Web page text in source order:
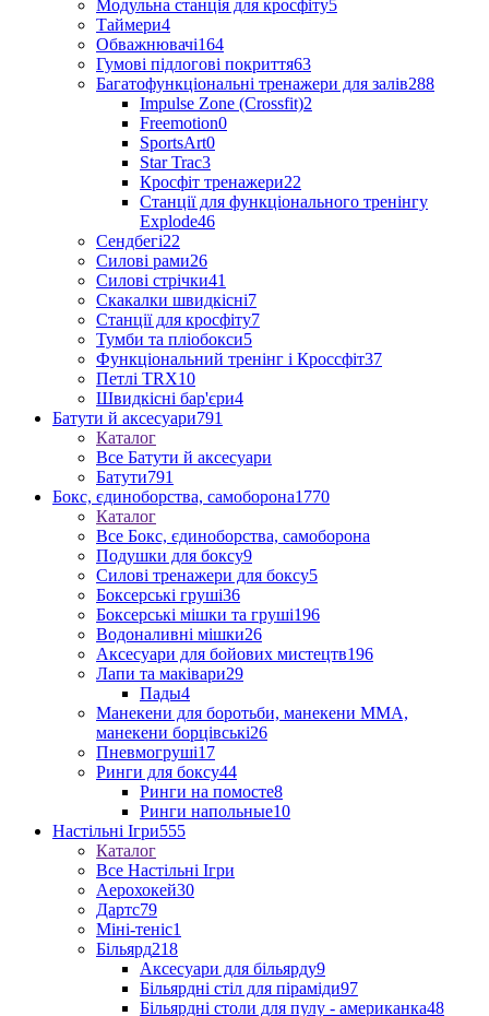
Модульна станція для кросфіту5
Таймери4
Обважнювачі164
Гумові підлогові покриття63
Багатофункціональні тренажери для залів288
Impulse Zone (Crossfit)2
Freemotion0
SportsArt0
Star Trac3
Кросфіт тренажери22
Станції для функціонального тренінгу
Explode46
Сендбегі22
Силові рами26
Силові стрічки41
Скакалки швидкісні7
Станції для кросфіту7
Тумби та пліобокси5
Функціональний тренінг і Кроссфіт37
Петлі TRX10
Швидкісні бар'єри4
Батути й аксесуари791
Каталог
Все Батути й аксесуари
Батути791
Бокс, єдиноборства, самоборона1770
Каталог
Все Бокс, єдиноборства, самоборона
Подушки для боксу9
Силові тренажери для боксу5
Боксерські груші36
Боксерські мішки та груші196
Водоналивні мішки26
Аксесуари для бойових мистецтв196
Лапи та маківари29
Пады4
Манекени для боротьби, манекени ММА,
манекени борцівські26
Пневмогруші17
Ринги для боксу44
Ринги на помосте8
Ринги напольные10
Настільні Ігри555
Каталог
Все Настільні Ігри
Аерохокей30
Дартс79
Міні-теніс1
Більярд218
Аксесуари для більярду9
Більярдні стіл для піраміди97
Більярдні столи для пулу - американка48